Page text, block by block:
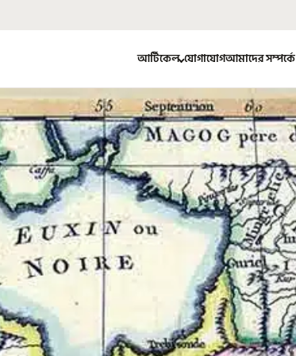
আর্টিকেল যোগাযোগআমাদের সম্পর্কে